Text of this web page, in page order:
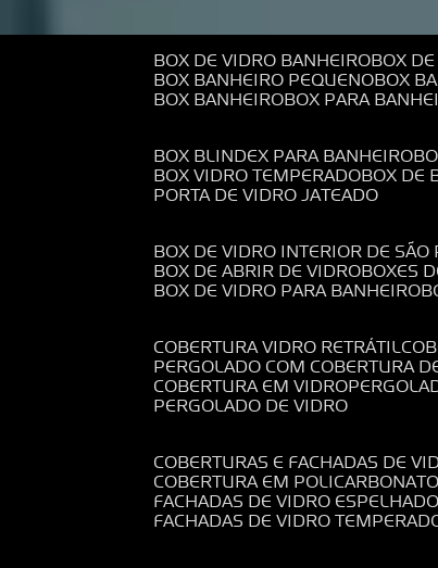
BOX DE VIDRO BANHEIRO BOX
BOX BANHEIRO PEQUENO BOX
BOX BANHEIRO BOX PARA
BOX BLINDEX PARA BANHEIRO
BOX VIDRO TEMPERADO BOX
PORTA DE VIDRO JATEADO
BOX DE VIDRO INTERIOR DE
BOX DE ABRIR DE VIDRO BOXES
BOX DE VIDRO PARA BANHEIRO
COBERTURA VIDRO RETRÁTIL
PERGOLADO COM COBERTURA
COBERTURA EM VIDRO
PERGOLADO DE VIDRO
COBERTURAS E FACHADAS DE
COBERTURA EM POLICARBONATO
FACHADAS DE VIDRO ESPELHADO
FACHADAS DE VIDRO